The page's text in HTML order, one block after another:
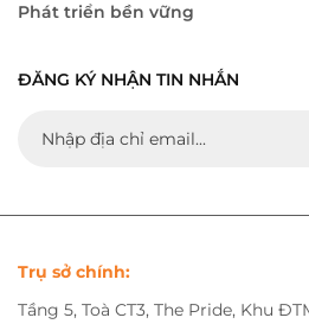
Phát triển bền vững
ĐĂNG KÝ NHẬN TIN NHẮN
Trụ sở chính:
Tầng 5, Toà CT3, The Pride, Khu